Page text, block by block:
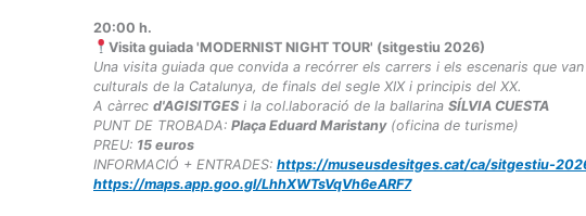
20:00 h.
Visita guiada 'MODERNIST NIGHT TOUR' (sitgestiu 2026)
Una visita guiada que convida a recórrer els carrers i els escenaris que
culturals de la Catalunya, de finals del segle XIX i principis del XX.
A càrrec d'AGISITGES i la col.laboració de la ballarina SÍLVIA CUESTA
PUNT DE TROBADA: Plaça Eduard Maristany(oficina de turisme)
PREU: 15 euros
INFORMACIÓ + ENTRADES: https://museusdesitges.cat/ca/sitgestiu-
https://maps.app.goo.gl/LhhXWTsVqVh6eARF7